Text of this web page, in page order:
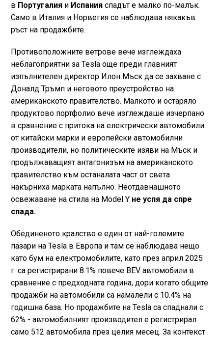
в Португалияи Испанияспадът е малко по-малък.
Само в Италия и Норвегия се наблюдава някакъв
ръст на продажбите.
Противоположните ветрове вече изглеждаха
неблагоприятни за Tesla още преди главният
изпълнителен директор Илон Мъск да се захване с
Доналд Тръмп и неговото преустройство на
американското правителство. Малкото и остаряло
продуктово портфолио вече изглеждаше изчерпано
в сравнение с притока на електрически автомобили
от китайски марки и европейски автомобилни
производители, но политическите изяви на Мъск и
продължаващият антагонизъм на американското
правителство към останалата част от света
накърниха марката напълно. Неотдавнашното
освежаване на стила на Model Yне успя да спре
спада.
Обединеното кралство е един от най-големите
пазари на Tesla в Европа и там се наблюдава нещо
като бум на електромобилите, като през април 2025
г. са регистрирани 8.1% повече BEV автомобили в
сравнение с предходната година, дори когато общите
продажби на автомобили са намалели с 10.4% на
годишна база. Но продажбите на Tesla са спаднали с
62% - автомобилният производител е регистрирал
само 512 автомобила през целия месец. За контекст